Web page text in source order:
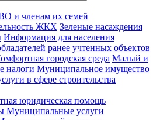
и членам их семей
ЖКХ Зеленые насаждения
Информация для населения
ранее учтенных объектов
городская среда Малый и
налоги Муниципальное имущество
в сфере строительства
юридическая помощь
Муниципальные услуги